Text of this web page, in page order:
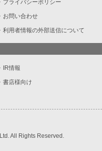
プライバシーポリシー
お問い合わせ
利用者情報の外部送信について
IR情報
書店様向け
All Rights Reserved.